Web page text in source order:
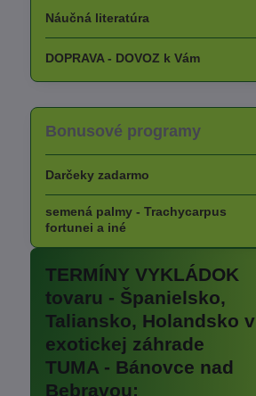
Náučná literatúra
DOPRAVA - DOVOZ k Vám
Bonusové programy
Darčeky zadarmo
semená palmy - Trachycarpus
fortunei a iné
TERMÍNY VYKLÁDOK
tovaru - Španielsko,
Taliansko, Holandsko v
exotickej záhrade
TUMA - Bánovce nad
Bebravou: